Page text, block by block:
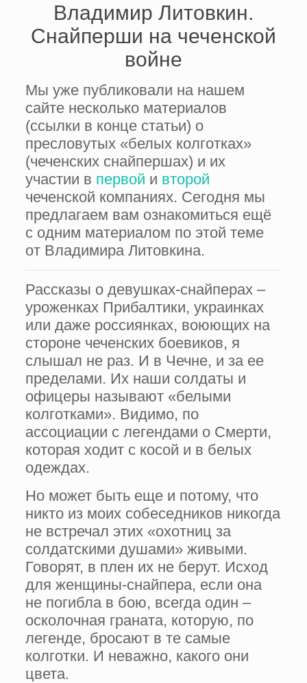
Владимир Литовкин.
Снайперши на чеченской
войне
Мы уже публиковали на нашем
сайте несколько материалов
(ссылки в конце статьи) о
пресловутых «белых колготках»
(чеченских снайпершах) и их
участии в первой и второй
чеченской компаниях. Сегодня мы
предлагаем вам ознакомиться ещё
с одним материалом по этой теме
от Владимира Литовкина.
Рассказы о девушках-снайперах –
уроженках Прибалтики, украинках
или даже россиянках, воюющих на
стороне чеченских боевиков, я
слышал не раз. И в Чечне, и за ее
пределами. Их наши солдаты и
офицеры называют «белыми
колготками». Видимо, по
ассоциации с легендами о Смерти,
которая ходит с косой и в белых
одеждах.
Но может быть еще и потому, что
никто из моих собеседников никогда
не встречал этих «охотниц за
солдатскими душами» живыми.
Говорят, в плен их не берут. Исход
для женщины-снайпера, если она
не погибла в бою, всегда один –
осколочная граната, которую, по
легенде, бросают в те самые
колготки. И неважно, какого они
цвета.